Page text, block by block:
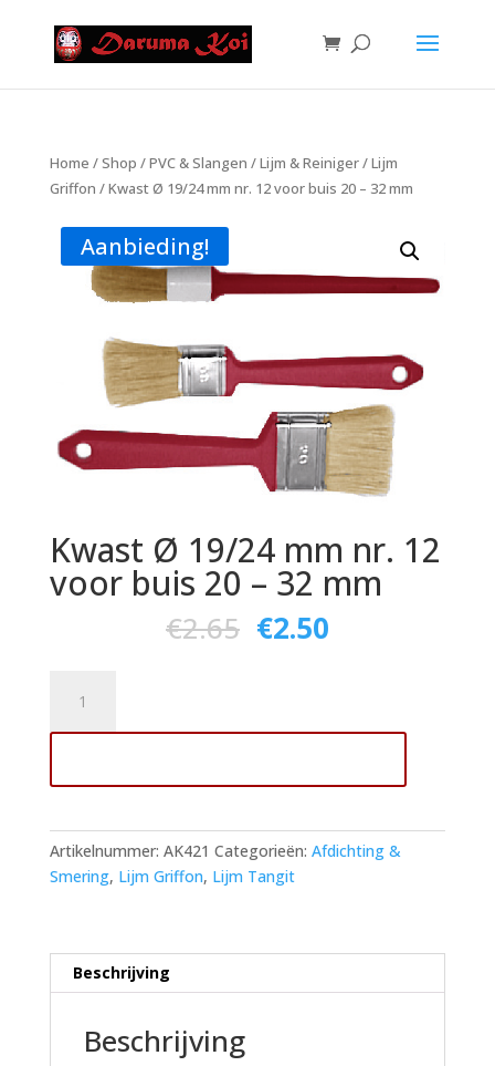
Home /Shop /PVC & Slangen /Lijm & Reiniger/Lijm
Griffon / Kwast Ø 19/24 mm nr. 12 voor buis 20 – 32 mm
Aanbieding!
Kwast Ø 19/24 mm nr. 12
voor buis 20 – 32 mm
€2.65 €2.50
19/24
nr.
voor
buis
20
aantal
Artikelnummer: AK421 Categorieën: Afdichting &
Smering, Lijm Griffon, Lijm Tangit
Beschrijving
Beschrijving